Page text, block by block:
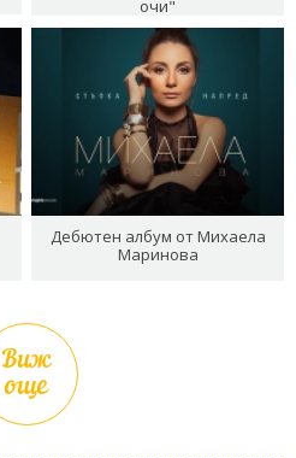
очи"
Дебютен албум от Михаела
Маринова
Виж
още